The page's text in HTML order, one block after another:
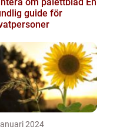
guide för
2024